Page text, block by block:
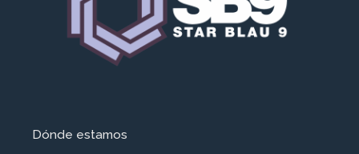
Dónde estamos